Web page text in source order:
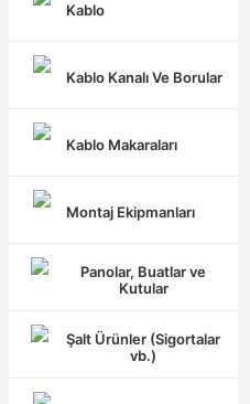
Kablo
Kablo Kanalı Ve Borular
Kablo Makaraları
Montaj Ekipmanları
Panolar, Buatlar ve
Kutular
Şalt Ürünler (Sigortalar
vb.)